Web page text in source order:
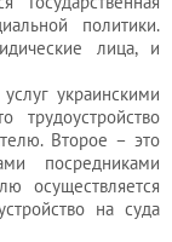
политики.
лица, и
украинскими
Второе – это
посредниками
осуществляется
на суда